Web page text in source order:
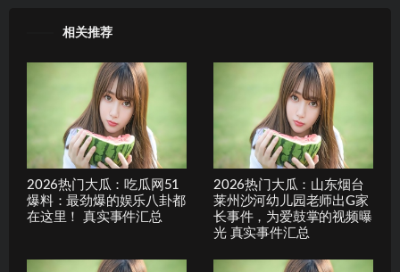
相关推荐
2026热门大瓜：吃瓜网51
爆料：最劲爆的娱乐八卦都
在这里！ 真实事件汇总
2026热门大瓜：山东烟台
莱州沙河幼儿园老师出G家
长事件，为爱鼓掌的视频曝
光 真实事件汇总